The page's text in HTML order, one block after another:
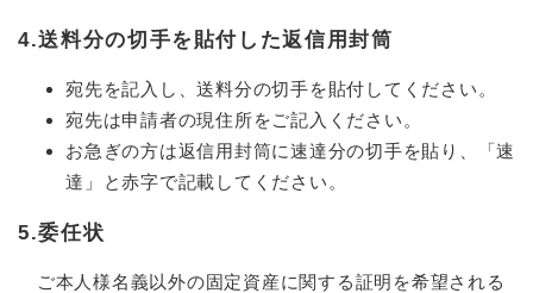
4.送料分の切手を貼付した返信用封筒
宛先を記入し、送料分の切手を貼付してください。
宛先は申請者の現住所をご記入ください。
お急ぎの方は返信用封筒に速達分の切手を貼り、「速
達」と赤字で記載してください。​
5.委任状
ご本人様名義以外の固定資産に関する証明を希望される